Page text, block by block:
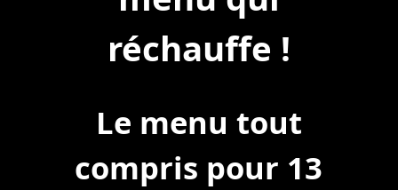
réchauffe !
Le menu tout
compris pour 13